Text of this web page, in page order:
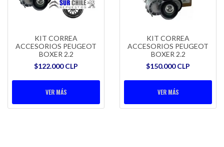
KIT CORREA
ACCESORIOS PEUGEOT
BOXER 2.2
$122.000 CLP
VER MÁS
KIT CORREA
ACCESORIOS PEUGEOT
BOXER 2.2
$150.000 CLP
VER MÁS